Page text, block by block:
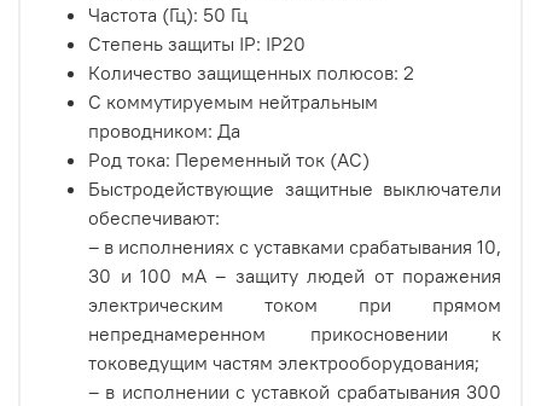
Частота (Гц): 50 Гц
Степень защиты IP: IP20
Количество защищенных полюсов: 2
С коммутируемым нейтральным
проводником: Да
Род тока: Переменный ток (AC)
Быстродействующие защитные выключатели
обеспечивают:
– в исполнениях с уставками срабатывания 10,
30 и 100 мА – защиту людей от поражения
электрическим током при прямом
непреднамеренном прикосновении к
токоведущим частям электрооборудования;
– в исполнении с уставкой срабатывания 300